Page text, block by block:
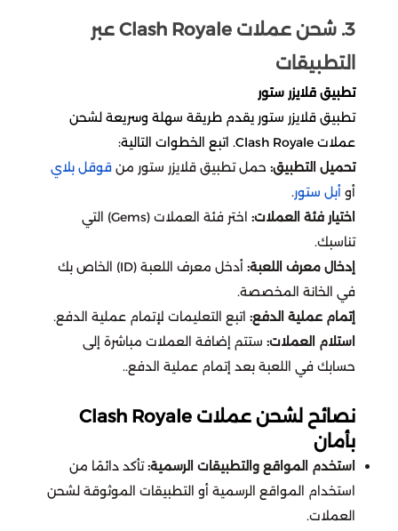
تقسيط موبايل ليجيند
تقسيط دلتا فورس
تقسيط كود موبايل
تقسيط أيقي بارتي
تقسيط بينشيق
تقسيط ستمبل قايز
تقسيط فارلايت
تقسيط واتشر أوف ريلمز
تقسيط بلود سترايك
تقسيط نيكي انفينيتي
لايف أفتر
بنيشيق
ستمبل قايز
واتشر أوف ريلمز
بلاك كلوفر
أف سي موبايل
بلود سترايك
مارفل سناب
سكاي تشيلدرن اف ذا لايت
تاور اوف فانتسي
محمصة الرياض
اي باي ebay
رد تاغ
BBZ
هوم بوكس
جوهرة
محل الاطفال
شو مارت
قولدن سينت
3. شحن عملات Clash Royale عبر
التطبيقات
تطبيق قلايزر ستور
تطبيق قلايزر ستور يقدم طريقة سهلة وسريعة لشحن
عملات Clash Royale. اتبع الخطوات التالية:
تحميل التطبيق: حمل تطبيق قلايزر ستور من قوقل بلاي
أو أبل ستور.
اختيار فئة العملات:
اختر فئة العملات (Gems) التي
تناسبك.
إدخال معرف اللعبة:
أدخل معرف اللعبة (ID) الخاص بك
في الخانة المخصصة.
إتمام عملية الدفع: اتبع التعليمات لإتمام عملية الدفع.
استلام العملات: ستتم إضافة العملات مباشرة إلى
حسابك في اللعبة بعد إتمام عملية الدفع..
نصائح لشحن عملات Clash Royale
بأمان
استخدم المواقع والتطبيقات الرسمية:تأكد دائمًا من
استخدام المواقع الرسمية أو التطبيقات الموثوقة لشحن
العملات.